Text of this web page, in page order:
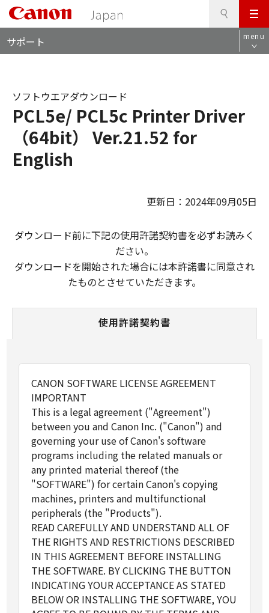
メ
ニ
ュ
サポート menu
PCL5e/ PCL5c Printer Driver
（64bit） Ver.21.52 for
English
ソフトウエアダウンロード
更新日：2024年09月05日
ダウンロード前に下記の使用許諾契約書を必ずお読みく
ださい。
ダウンロードを開始された場合には本許諾書に同意され
たものとさせていただきます。
使用許諾契約書
CANON SOFTWARE LICENSE AGREEMENT
IMPORTANT
This is a legal agreement ("Agreement")
between you and Canon Inc. ("Canon") and
governing your use of Canon's software
programs including the related manuals or
any printed material thereof (the
"SOFTWARE") for certain Canon's copying
machines, printers and multifunctional
peripherals (the "Products").
READ CAREFULLY AND UNDERSTAND ALL OF
THE RIGHTS AND RESTRICTIONS DESCRIBED
IN THIS AGREEMENT BEFORE INSTALLING
THE SOFTWARE. BY CLICKING THE BUTTON
INDICATING YOUR ACCEPTANCE AS STATED
BELOW OR INSTALLING THE SOFTWARE, YOU